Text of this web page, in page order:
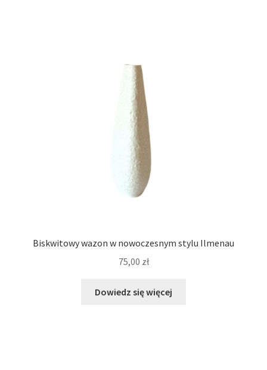
Biskwitowy wazon w nowoczesnym stylu Ilmenau
75,00 zł
Dowiedz się więcej